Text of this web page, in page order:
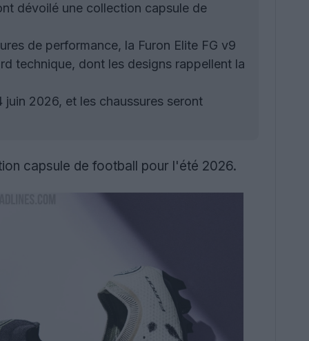
dévoilé une collection capsule de
de performance, la Furon Elite FG v9
technique, dont les designs rappellent la
2026, et les chaussures seront
capsule de football pour l'été 2026.